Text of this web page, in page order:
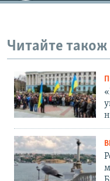
Читайте також